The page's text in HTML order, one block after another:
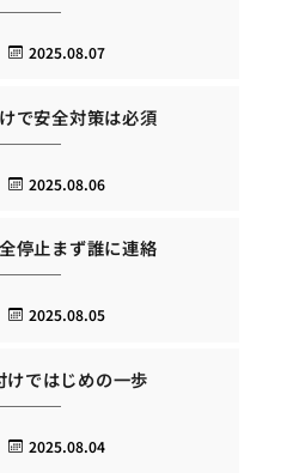
2025.08.07
で安全対策は必須
2025.08.06
停止まず誰に連絡
2025.08.05
けではじめの一歩
2025.08.04